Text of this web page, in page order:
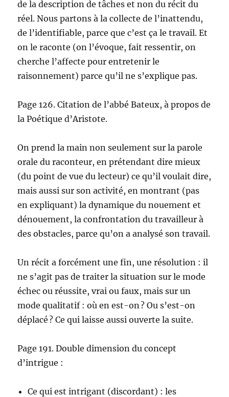
de la description de tâches et non du récit du
réel. Nous partons à la collecte de l’inattendu,
de l’identifiable, parce que c’est ça le travail. Et
on le raconte (on l’évoque, fait ressentir, on
cherche l’affecte pour entretenir le
raisonnement) parce qu’il ne s’explique pas.
Page 126. Citation de l’abbé Bateux, à propos de
la Poétique d’Aristote.
On prend la main non seulement sur la parole
orale du raconteur, en prétendant dire mieux
(du point de vue du lecteur) ce qu’il voulait dire,
mais aussi sur son activité, en montrant (pas
en expliquant) la dynamique du nouement et
dénouement, la confrontation du travailleur à
des obstacles, parce qu’on a analysé son travail.
Un récit a forcément une fin, une résolution : il
ne s’agit pas de traiter la situation sur le mode
échec ou réussite, vrai ou faux, mais sur un
mode qualitatif : où en est-on ? Ou s’est-on
déplacé ? Ce qui laisse aussi ouverte la suite.
Page 191. Double dimension du concept
d’intrigue :
Ce qui est intrigant (discordant) : les